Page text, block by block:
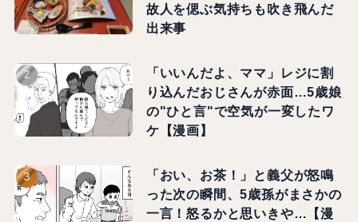
故人を偲ぶ気持ちも吹き飛んだ
出来事
「いいんだよ、ママ」レジに割
り込んだおじさんが赤面…5歳娘
の"ひと言"で空気が一変したワ
ケ【漫画】
「おい、お茶！」と義父が怒鳴
った次の瞬間、5歳孫がまさかの
一言！怒るかと思いきや…【漫